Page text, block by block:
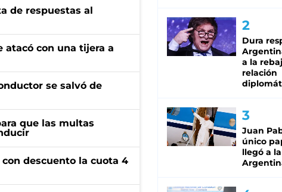
de respuestas al
atacó con una tijera a
se salvó de
que las multas
descuento la cuota 4
Dura
a la
relación
Juan
único
llegó a la